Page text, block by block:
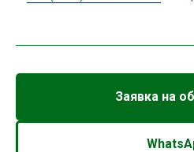
Заявка на